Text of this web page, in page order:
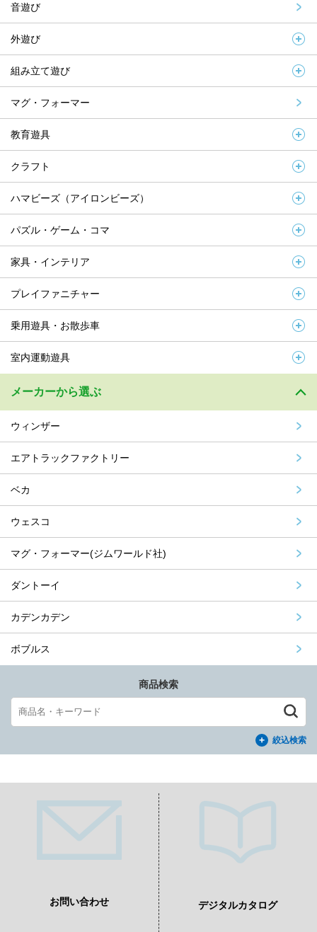
音遊び
外遊び
組み立て遊び
マグ・フォーマー
教育遊具
クラフト
ハマビーズ（アイロンビーズ）
パズル・ゲーム・コマ
家具・インテリア
プレイファニチャー
乗用遊具・お散歩車
室内運動遊具
メーカーから選ぶ
ウィンザー
エアトラックファクトリー
ベカ
ウェスコ
マグ・フォーマー(ジムワールド社)
ダントーイ
カデンカデン
ボブルス
商品検索
絞込検索
お問い合わせ デジタルカタログ